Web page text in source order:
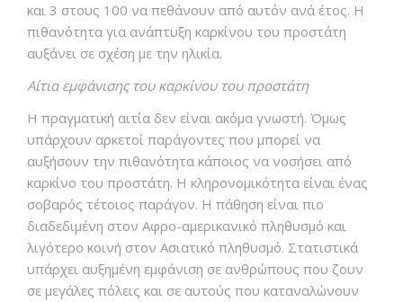
και 3 στους 100 να πεθάνουν από αυτόν ανά έτος. Η
πιθανότητα για ανάπτυξη καρκίνου του προστάτη
αυξάνει σε σχέση με την ηλικία.
Αίτια εμφάνισης του καρκίνου του προστάτη
Η πραγματική αιτία δεν είναι ακόμα γνωστή. Όμως
υπάρχουν αρκετοί παράγοντες που μπορεί να
αυξήσουν την πιθανότητα κάποιος να νοσήσει από
καρκίνο του προστάτη. Η κληρονομικότητα είναι ένας
σοβαρός τέτοιος παράγον. Η πάθηση είναι πιο
διαδεδιμένη στον Αφρο-αμερικανικό πληθυσμό και
λιγότερο κοινή στον Ασιατικό πληθυσμό. Στατιστικά
υπάρχει αυξημένη εμφάνιση σε ανθρώπους που ζουν
σε μεγάλες πόλεις και σε αυτούς που καταναλώνουν